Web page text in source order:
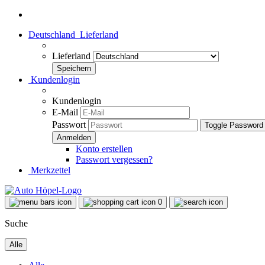
Deutschland Lieferland
Lieferland
Kundenlogin
Kundenlogin
E-Mail
Passwort
Toggle
Konto erstellen
Passwort vergessen?
Merkzettel
0
Suche
Alle